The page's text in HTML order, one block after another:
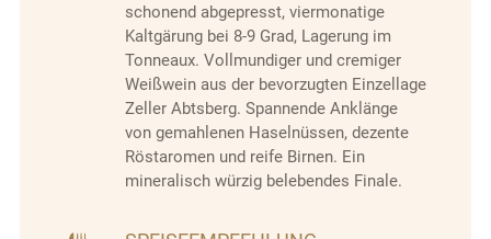
schonend abgepresst, viermonatige
Kaltgärung bei 8-9 Grad, Lagerung im
Tonneaux. Vollmundiger und cremiger
Weißwein aus der bevorzugten Einzellage
Zeller Abtsberg. Spannende Anklänge
von gemahlenen Haselnüssen, dezente
Röstaromen und reife Birnen. Ein
mineralisch würzig belebendes Finale.